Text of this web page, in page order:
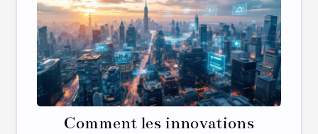
Comment les innovations